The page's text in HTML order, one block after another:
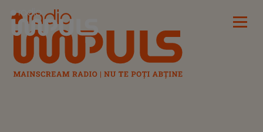
Radio Impuls